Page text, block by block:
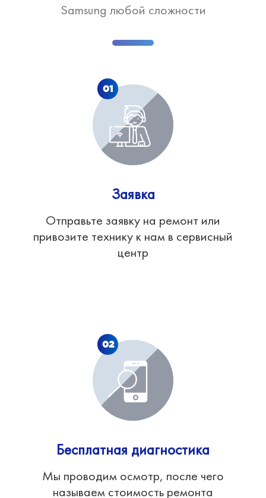
Samsung любой сложности
01
Заявка
Отправьте заявку на ремонт или
привозите технику к нам в сервисный
центр
02
Бесплатная диагностика
Мы проводим осмотр, после чего
называем стоимость ремонта